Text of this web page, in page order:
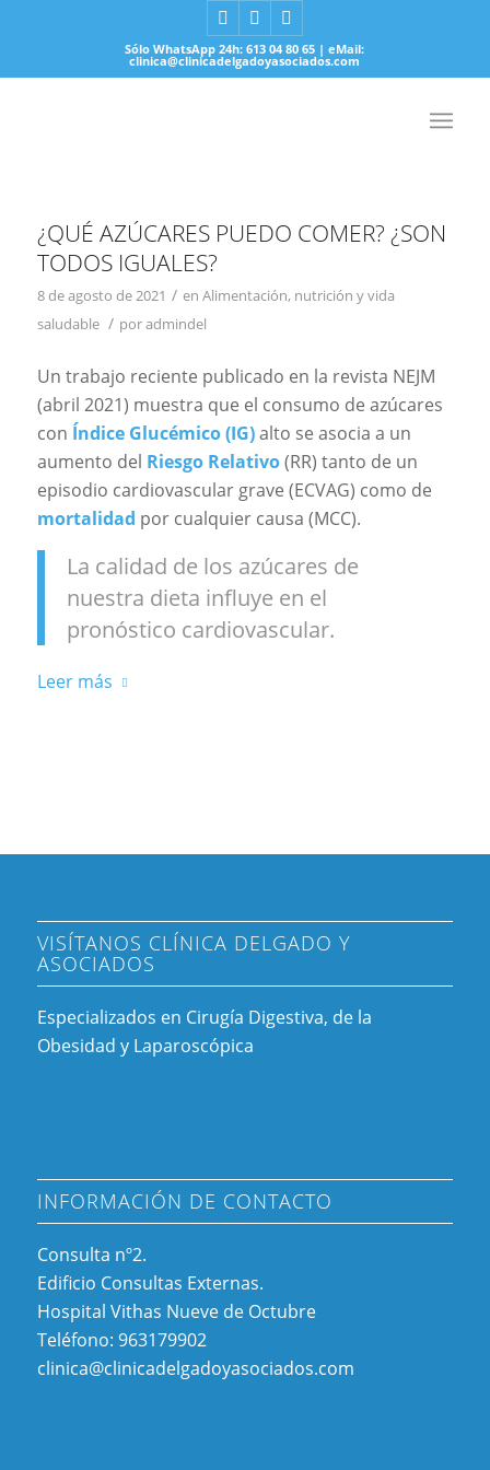
Sólo WhatsApp 24h: 613 04 80 65 | eMail:
clinica@clinicadelgadoyasociados.com
¿QUÉ AZÚCARES PUEDO COMER? ¿SON
TODOS IGUALES?
8 de agosto de 2021 / en Alimentación, nutrición y vida
saludable / poradmindel
Un trabajo reciente publicado en la revista NEJM
(abril 2021) muestra que el consumo de azúcares
con Índice Glucémico (IG)alto se asocia a un
aumento del Riesgo Relativo(RR) tanto de un
episodio cardiovascular grave (ECVAG) como de
mortalidad por cualquier causa (MCC).
La calidad de los azúcares de
nuestra dieta influye en el
pronóstico cardiovascular.
Leer más
VISÍTANOS CLÍNICA DELGADO Y
ASOCIADOS
Especializados en Cirugía Digestiva, de la
Obesidad y Laparoscópica
INFORMACIÓN DE CONTACTO
Consulta nº2.
Edificio Consultas Externas.
Hospital Vithas Nueve de Octubre
Teléfono: 963179902
clinica@clinicadelgadoyasociados.com